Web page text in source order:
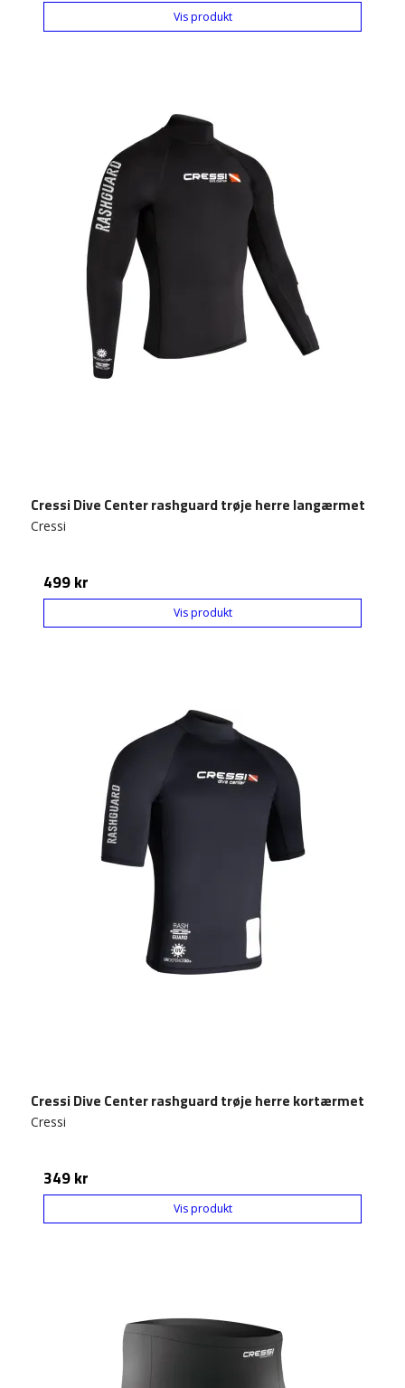
Vis produkt
Cressi Dive Center rashguard trøje herre langærmet
Cressi
499 kr
Vis produkt
Cressi Dive Center rashguard trøje herre kortærmet
Cressi
349 kr
Vis produkt